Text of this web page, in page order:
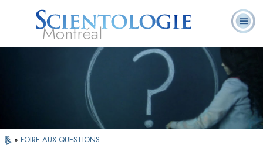
Montréal
Qu’est-ce que la
Scientologie ?
Ministres
volontaires
Foire aux
questions
» FOIRE AUX QUESTIONS